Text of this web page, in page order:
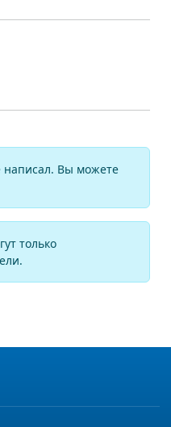
Вы можете
только